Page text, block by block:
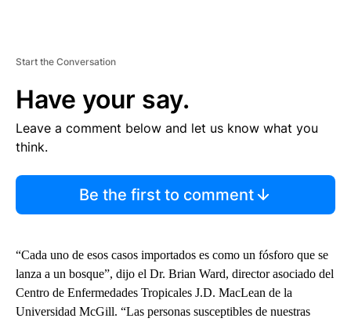
Start the Conversation
Have your say.
Leave a comment below and let us know what you
think.
Be the first to comment
“Cada uno de esos casos importados es como un fósforo que se
lanza a un bosque”, dijo el Dr. Brian Ward, director asociado del
Centro de Enfermedades Tropicales J.D. MacLean de la
Universidad McGill. “Las personas susceptibles de nuestras